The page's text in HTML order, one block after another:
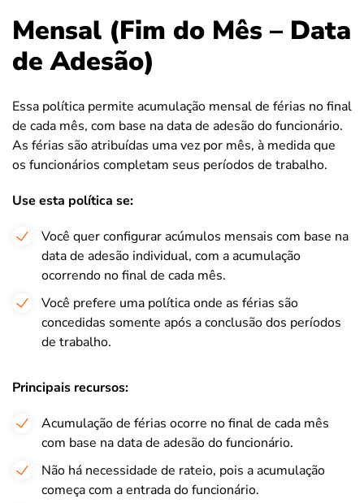
Mensal (Fim do Mês – Data
de Adesão)
Essa política permite acumulação mensal de férias no final
de cada mês, com base na data de adesão do funcionário.
As férias são atribuídas uma vez por mês, à medida que
os funcionários completam seus períodos de trabalho.
Use esta política se:
Você quer configurar acúmulos mensais com base na
data de adesão individual, com a acumulação
ocorrendo no final de cada mês.
Você prefere uma política onde as férias são
concedidas somente após a conclusão dos períodos
de trabalho.
Principais recursos:
Acumulação de férias ocorre no final de cada mês
com base na data de adesão do funcionário.
Não há necessidade de rateio, pois a acumulação
começa com a entrada do funcionário.